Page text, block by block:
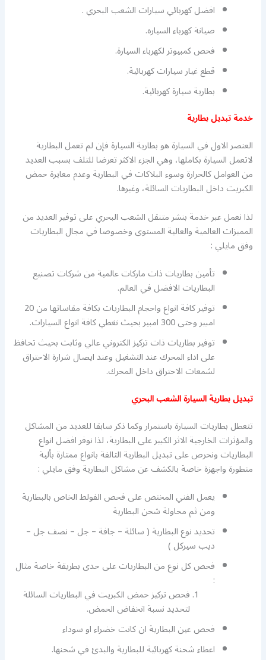
افضل كهربائي سيارات الشعب البحري .
صيانة كهرباء السياره.
فحص كمبيوتر لكهرباء السيارة.
قطع غيار سيارات كهربائية.
بطارية سيارة كهربائية.
خدمة تبديل بطارية
العنصر الاول في السيارة هو بطارية السيارة فإن لم تعمل البطارية
لاتعمل السيارة بكاملها، وهي الجزء الاكثر تعرضا للتلف بسبب العديد
من العوامل كالحرارة وسوء البلاكات في البطارية وعدم معايرة حمض
الكبريت داخل البطاريات السائلة، وغيرها.
لذا نعمل عبر خدمة بنشر متنقل الشعب البحري على توفير العديد من
المميزات العالمية والعالية المستوى وخصوصا في مجال البطاريات
وفق مايلي :
تأمين بطاريات ذات ماركات عالمية من شركات تصنيع
البطاريات الافضل في العالم.
توفير كافة انواع واحجام البطاريات بكافة مقاساتها من 20
امبير وحتى 300 امبير بحيث نغطي كافة انواع السيارات.
توفير بطاريات ذات تركيز الكتروني عالي وثابت بحيث تحافظ
على اداء المحرك عند التشغيل وعند ايصال شرارة الاحتراق
لشمعات الاحتراق داخل المحرك.
تبديل بطارية السيارة الشعب البحري
تتعطل بطاريات السيارة باستمرار وكما ذكر سابقا للعديد من المشاكل
والمؤثرات الخارجية الاثر الكبير على البطارية، لذا نوفر افضل انواع
البطاريات ونحرص على تبديل البطارية التالفة بانواع ممتازة بألية
متطورة واجهزة خاصة بالكشف عن مشاكل البطارية وفق مايلي :
يعمل الفني المختص على فحص الفولط الخاص بالبطارية
ومن ثم محاولة شحن البطارية
تحديد نوع البطارية ( سائلة – جافة – جل – نصف جل –
ديب سيركل )
فحص كل نوع من البطاريات على حدى بطريقة خاصة مثال
:
فحص تركيز حمض الكبريت في البطاريات السائلة
لتحديد نسبة انخفاض الحمض.
فحص عين البطارية ان كانت خضراء او سوداء
اعطاء شحنة كهربائية للبطارية والبدئ في شحنها.